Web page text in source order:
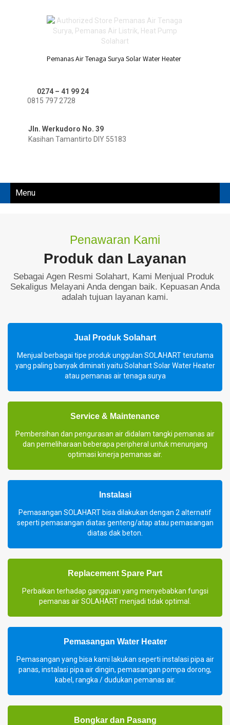
Pemanas Air Tenaga Surya Solar Water Heater
0274 – 41 99 24
0815 797 2728
Jln. Werkudoro No. 39
Kasihan Tamantirto DIY 55183
Menu
Penawaran Kami
Produk dan Layanan
Sebagai Agen Resmi Solahart, Kami Menjual Produk
Sekaligus Melayani Anda dengan baik. Kepuasan Anda
adalah tujuan layanan kami.
Jual Produk Solahart
Menjual berbagai tipe produk unggulan SOLAHART terutama
yang paling banyak diminati yaitu Solahart Solar Water Heater
atau pemanas air tenaga surya
Service & Maintenance
Pembersihan dan pengurasan air didalam tangki pemanas air
dan pemeliharaan beberapa peripheral untuk menunjang
optimasi kinerja pemanas air.
Instalasi
Pemasangan SOLAHART bisa dilakukan dengan 2 alternatif
seperti pemasangan diatas genteng/atap atau pemasangan
diatas dak beton.
Replacement Spare Part
Perbaikan terhadap gangguan yang menyebabkan fungsi
pemanas air SOLAHART menjadi tidak optimal.
Pemasangan Water Heater
Pemasangan yang bisa kami lakukan seperti instalasi pipa air
panas, instalasi pipa air dingin, pemasangan pompa dorong,
kabel, rangka / dudukan pemanas air.
Bongkar dan Pasang